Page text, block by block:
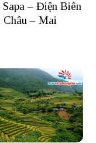
Sapa – Điện Biên
– Mai